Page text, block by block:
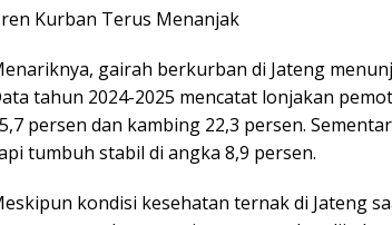
Kurban Terus Menanjak
gairah berkurban di Jateng
tahun 2024-2025 mencatat lonjakan
persen dan kambing 22,3 persen.
tumbuh stabil di angka 8,9 persen.
kondisi kesehatan ternak di Jateng